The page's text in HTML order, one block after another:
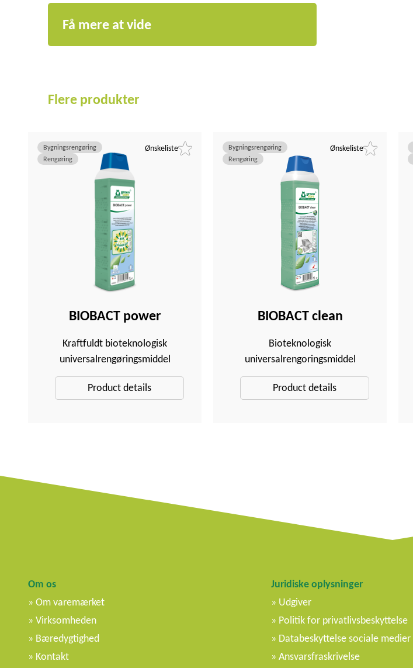
Få mere at vide
Flere produkter
Ønskeliste
BIOBACT power
Kraftfuldt bioteknologisk
universalrengøringsmiddel
Bygningsrengøring
Rengøring
Product details
Ønskeliste
BIOBACT clean
Bioteknologisk
universalrengoringsmiddel
Bygningsrengøring
Rengøring
Product details
Om os
Om varemærket
Virksomheden
Bæredygtighed
Kontakt
Juridiske oplysninger
Udgiver
Politik for privatlivsbeskyttelse
Databeskyttelse sociale medier
Ansvarsfraskrivelse